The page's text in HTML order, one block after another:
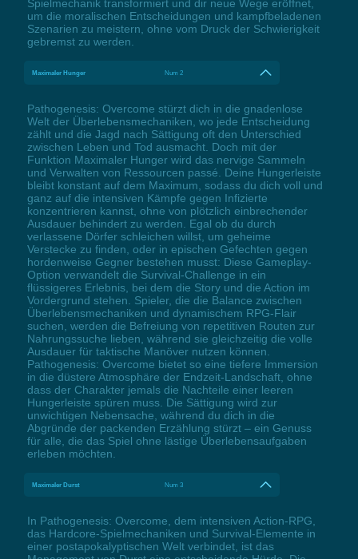
Spielmechanik transformiert und dir neue Wege eröffnet,
um die moralischen Entscheidungen und kampfbeladenen
Szenarien zu meistern, ohne vom Druck der Schwierigkeit
gebremst zu werden.
Maximaler Hunger Num 2
Pathogenesis: Overcome stürzt dich in die gnadenlose
Welt der Überlebensmechaniken, wo jede Entscheidung
zählt und die Jagd nach Sättigung oft den Unterschied
zwischen Leben und Tod ausmacht. Doch mit der
Funktion Maximaler Hunger wird das nervige Sammeln
und Verwalten von Ressourcen passé. Deine Hungerleiste
bleibt konstant auf dem Maximum, sodass du dich voll und
ganz auf die intensiven Kämpfe gegen Infizierte
konzentrieren kannst, ohne von plötzlich einbrechender
Ausdauer behindert zu werden. Egal ob du durch
verlassene Dörfer schleichen willst, um geheime
Verstecke zu finden, oder in epischen Gefechten gegen
hordenweise Gegner bestehen musst: Diese Gameplay-
Option verwandelt die Survival-Challenge in ein
flüssigeres Erlebnis, bei dem die Story und die Action im
Vordergrund stehen. Spieler, die die Balance zwischen
Überlebensmechaniken und dynamischem RPG-Flair
suchen, werden die Befreiung von repetitiven Routen zur
Nahrungssuche lieben, während sie gleichzeitig die volle
Ausdauer für taktische Manöver nutzen können.
Pathogenesis: Overcome bietet so eine tiefere Immersion
in die düstere Atmosphäre der Endzeit-Landschaft, ohne
dass der Charakter jemals die Nachteile einer leeren
Hungerleiste spüren muss. Die Sättigung wird zur
unwichtigen Nebensache, während du dich in die
Abgründe der packenden Erzählung stürzt – ein Genuss
für alle, die das Spiel ohne lästige Überlebensaufgaben
erleben möchten.
Maximaler Durst Num 3
In Pathogenesis: Overcome, dem intensiven Action-RPG,
das Hardcore-Spielmechaniken und Survival-Elemente in
einer postapokalyptischen Welt verbindet, ist das